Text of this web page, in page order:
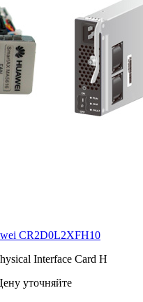
CR2D0L2XFH10
Interface Card H
уточняйте